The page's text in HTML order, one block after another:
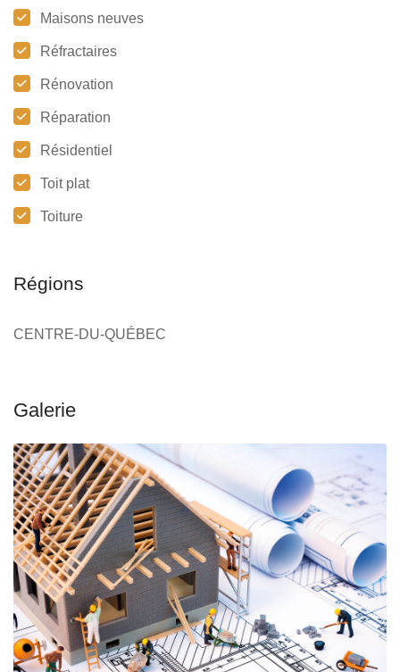
Maisons neuves
Réfractaires
Rénovation
Réparation
Résidentiel
Toit plat
Toiture
Régions
CENTRE-DU-QUÉBEC